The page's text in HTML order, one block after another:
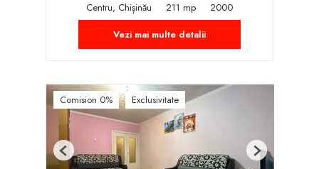
Centru, Chișinău
211 mp
2000
Vezi mai multe detalii
Comision 0% Exclusivitate
Previous Next